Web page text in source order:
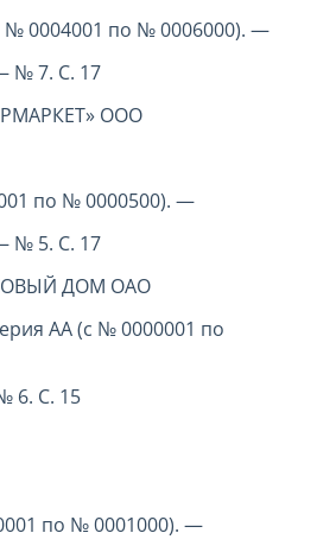
№ 0004001 по № 0006000). —
№ 7. С. 17
ООО
по № 0000500). —
№ 5. С. 17
ДОМ ОАО
АА (с № 0000001 по
6. С. 15
по № 0001000). —